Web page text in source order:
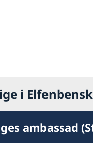
i
ambassad